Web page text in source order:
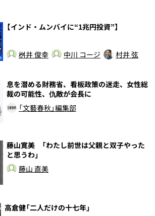
【インド・ムンバイに“1兆円投資”】
桝井 俊幸 中川 コージ 村井 弦
息を潜める財務省、看板政策の迷走、女性総
裁の可能性、仇敵が会長に
「文藝春秋」編集部
藤山寛美 「わたし前世は父親と双子やった
と思うわ」
藤山 直美
高倉健「二人だけの十七年」